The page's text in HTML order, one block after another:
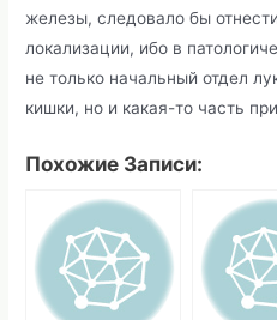
железы, следовало бы
локализации, ибо в
не только начальный отдел
кишки, но и какая-то часть
Похожие Записи: